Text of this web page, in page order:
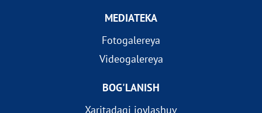
MEDIATEKA
Fotogalereya
Videogalereya
BOG'LANISH
Xaritadagi joylashuv